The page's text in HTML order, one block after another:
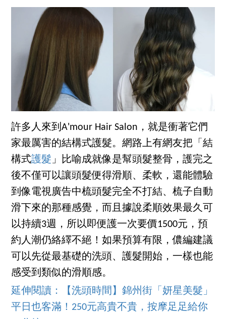
許多人來到A'mour Hair Salon，就是衝著它們
家最厲害的結構式護髮。網路上有網友把「結
構式護髮 」比喻成就像是幫頭髮整骨，護完之
後不僅可以讓頭髮便得滑順、柔軟，還能體驗
到像電視廣告中梳頭髮完全不打結、梳子自動
滑下來的那種感覺，而且據說柔順效果最久可
以持續3週，所以即便護一次要價1500元，預
約人潮仍絡繹不絕！如果預算有限，儂編建議
可以先從最基礎的洗頭、護髮開始，一樣也能
感受到類似的滑順感。
延伸閱讀：【洗頭時間】錦州街「妍星美髮」
平日也客滿！250元高貴不貴，按摩足足給你